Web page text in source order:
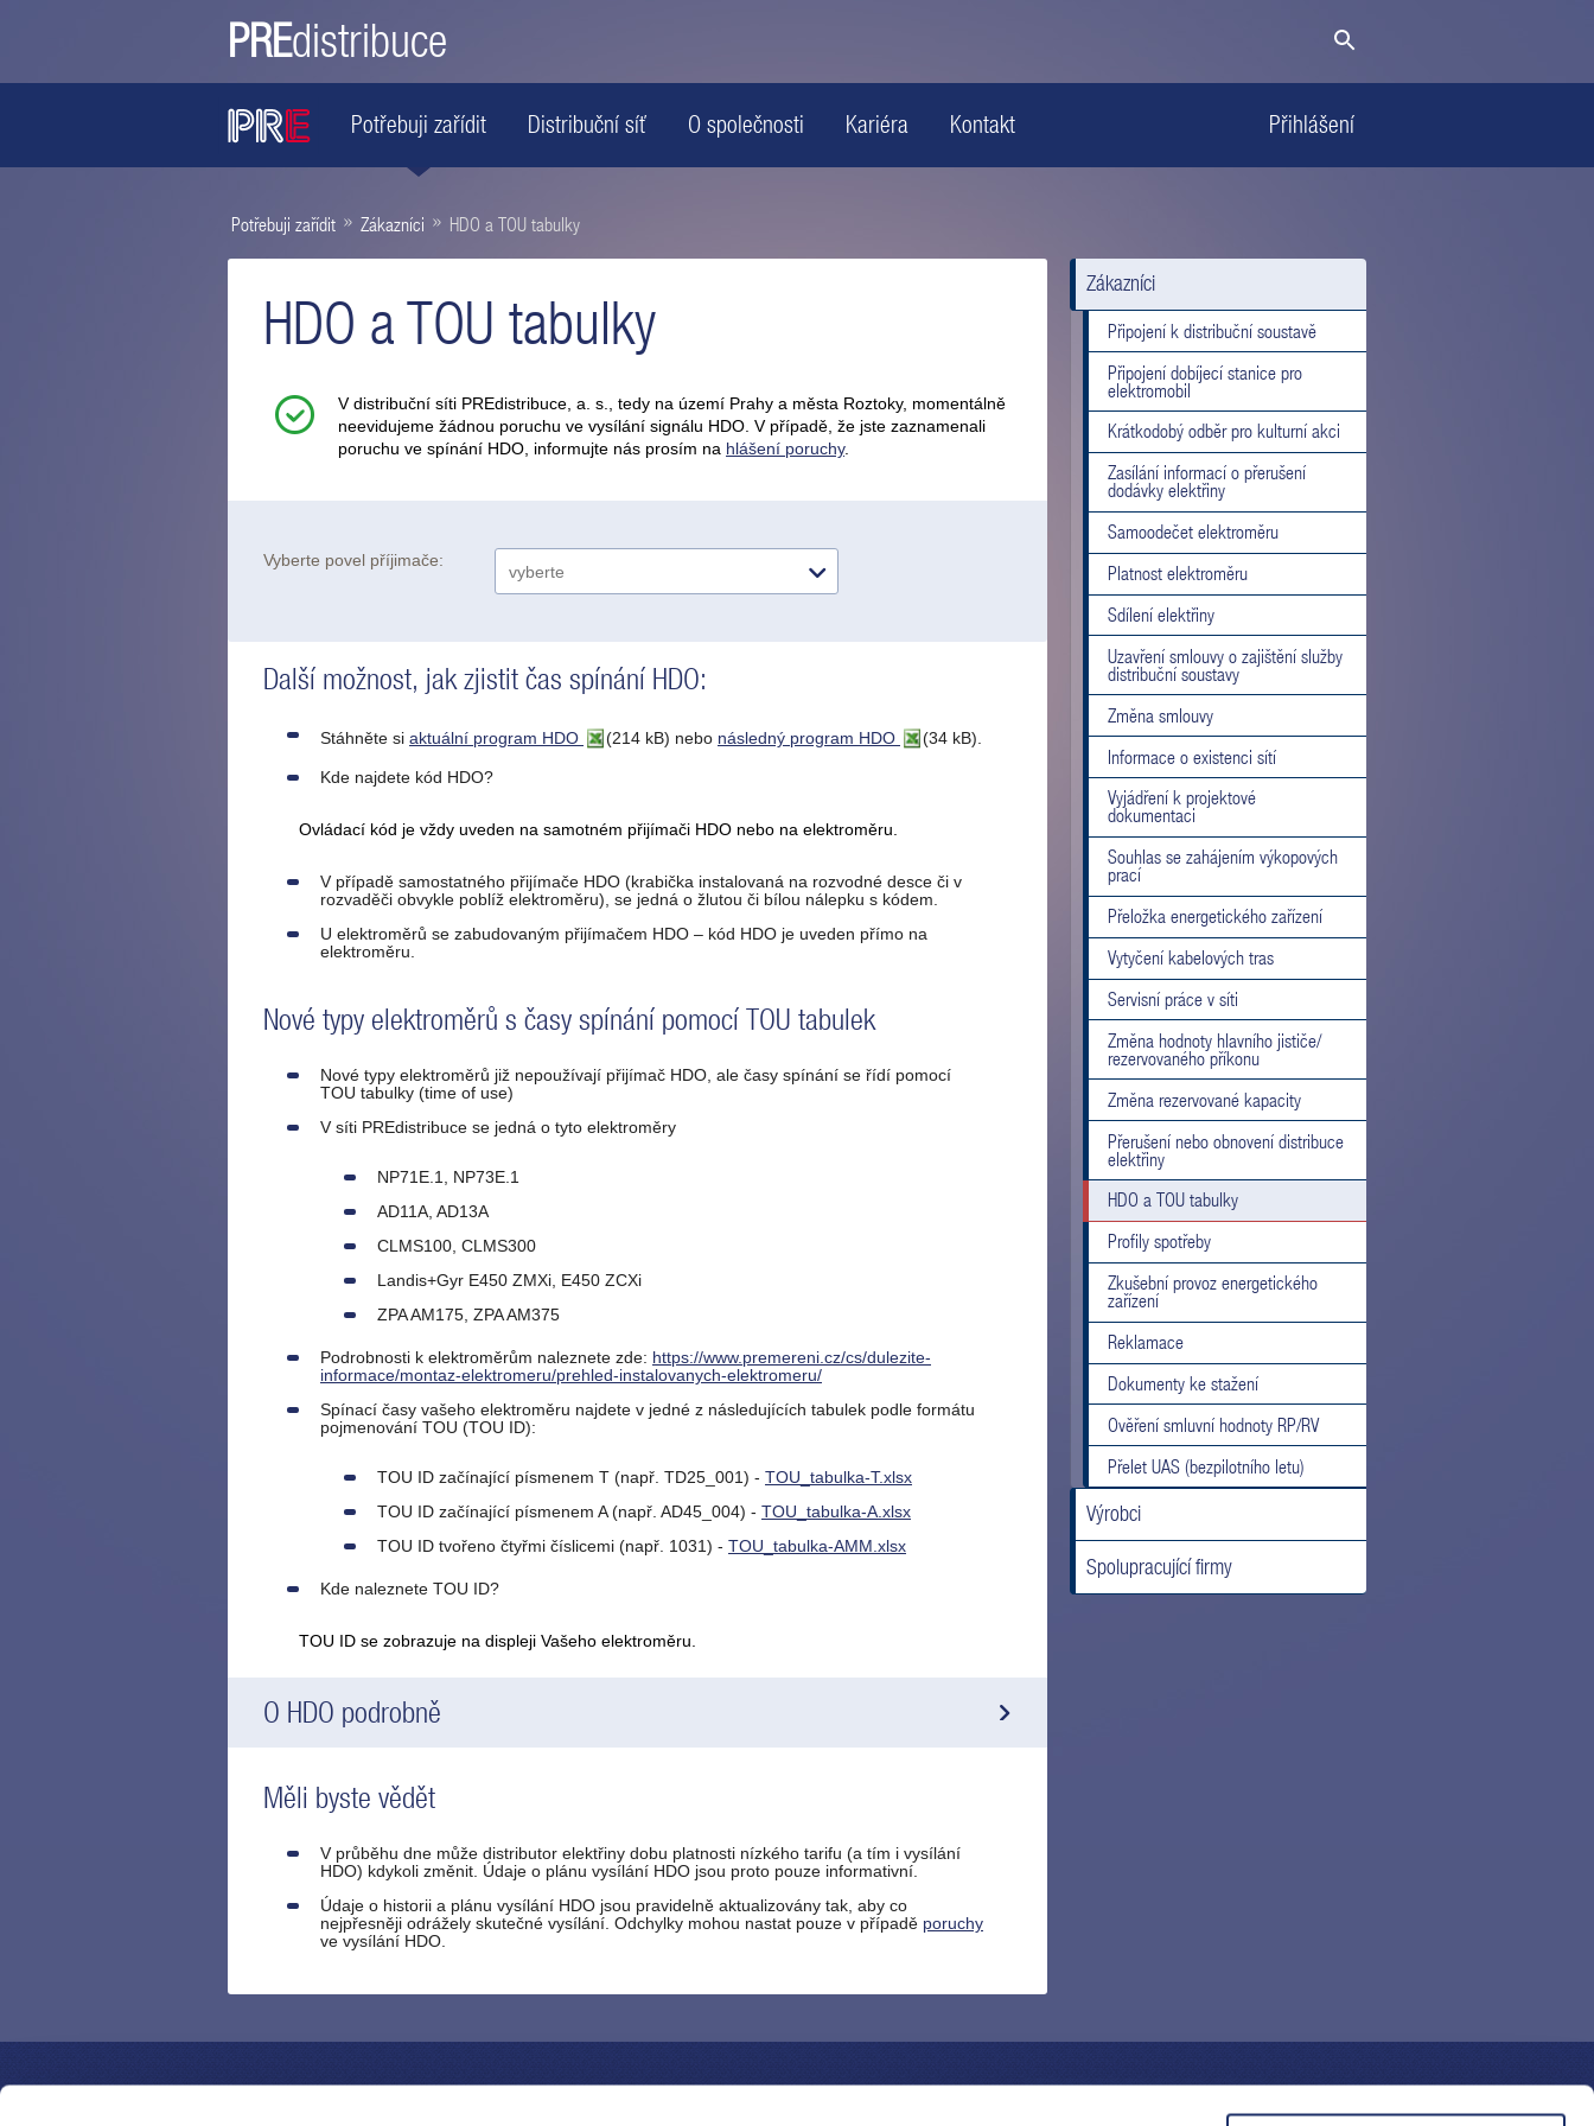
PREdistribuce
Potřebuji zařídit Distribuční síť O společnosti Kariéra Kontakt Přihlášení
Potřebuji zařídit » Zákazníci » HDO a TOU tabulky
HDO a TOU tabulky
V distribuční síti PREdistribuce, a. s., tedy na území Prahy a města Roztoky, momentálně
neevidujeme žádnou poruchu ve vysílání signálu HDO. V případě, že jste zaznamenali
poruchu ve spínání HDO, informujte nás prosím na hlášení poruchy.
Vyberte povel příjimače:
Další možnost, jak zjistit čas spínání HDO:
Stáhněte si aktuální program HDO (214 kB) nebo následný program HDO (34 kB).
Kde najdete kód HDO?
Ovládací kód je vždy uveden na samotném přijímači HDO nebo na elektroměru.
V případě samostatného přijímače HDO (krabička instalovaná na rozvodné desce či v
rozvaděči obvykle poblíž elektroměru), se jedná o žlutou či bílou nálepku s kódem.
U elektroměrů se zabudovaným přijímačem HDO – kód HDO je uveden přímo na
elektroměru.
Nové typy elektroměrů s časy spínání pomocí TOU tabulek
Nové typy elektroměrů již nepoužívají přijímač HDO, ale časy spínání se řídí pomocí
TOU tabulky (time of use)
V síti PREdistribuce se jedná o tyto elektroměry
NP71E.1, NP73E.1
AD11A, AD13A
CLMS100, CLMS300
Landis+Gyr E450 ZMXi, E450 ZCXi
ZPA AM175, ZPA AM375
Podrobnosti k elektroměrům naleznete zde: https://www.premereni.cz/cs/dulezite-
informace/montaz-elektromeru/prehled-instalovanych-elektromeru/
Spínací časy vašeho elektroměru najdete v jedné z následujících tabulek podle formátu
pojmenování TOU (TOU ID):
TOU ID začínající písmenem T (např. TD25_001) - TOU_tabulka-T.xlsx
TOU ID začínající písmenem A (např. AD45_004) - TOU_tabulka-A.xlsx
TOU ID tvořeno čtyřmi číslicemi (např. 1031) - TOU_tabulka-AMM.xlsx
Kde naleznete TOU ID?
TOU ID se zobrazuje na displeji Vašeho elektroměru.
O HDO podrobně
Měli byste vědět
V průběhu dne může distributor elektřiny dobu platnosti nízkého tarifu (a tím i vysílání
HDO) kdykoli změnit. Údaje o plánu vysílání HDO jsou proto pouze informativní.
Údaje o historii a plánu vysílání HDO jsou pravidelně aktualizovány tak, aby co
nejpřesněji odrážely skutečné vysílání. Odchylky mohou nastat pouze v případě poruchy
ve vysílání HDO.
Zákazníci
Připojení k distribuční soustavě
Připojení dobíjecí stanice pro
elektromobil
Krátkodobý odběr pro kulturní akci
Zasílání informací o přerušení
dodávky elektřiny
Samoodečet elektroměru
Platnost elektroměru
Sdílení elektřiny
Uzavření smlouvy o zajištění služby
distribuční soustavy
Změna smlouvy
Informace o existenci sítí
Vyjádření k projektové
dokumentaci
Souhlas se zahájením výkopových
prací
Přeložka energetického zařízení
Vytyčení kabelových tras
Servisní práce v síti
Změna hodnoty hlavního jističe/
rezervovaného příkonu
Změna rezervované kapacity
Přerušení nebo obnovení distribuce
elektřiny
HDO a TOU tabulky
Profily spotřeby
Zkušební provoz energetického
zařízení
Reklamace
Dokumenty ke stažení
Ověření smluvní hodnoty RP/RV
Přelet UAS (bezpilotního letu)
Výrobci
Spolupracující firmy